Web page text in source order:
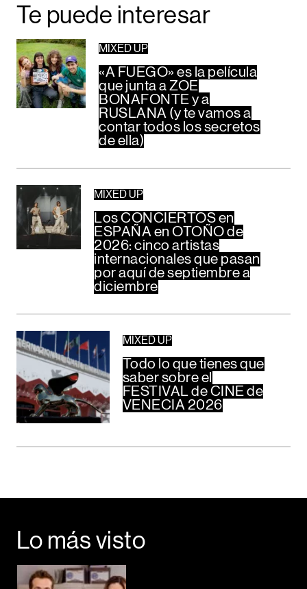
Te puede interesar
MIXED UP
«A FUEGO» es la película
que junta a ZOE
BONAFONTE y a
RUSLANA (y te vamos a
contar todos los secretos
de ella)
MIXED UP
Los CONCIERTOS en
ESPAÑA en OTOÑO de
2026: cinco artistas
internacionales que pasan
por aquí de septiembre a
diciembre
MIXED UP
Todo lo que tienes que
saber sobre el
FESTIVAL de CINE de
VENECIA 2026
Lo más visto